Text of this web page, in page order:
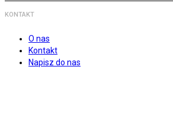
KONTAKT
O nas
Kontakt
Napisz do nas